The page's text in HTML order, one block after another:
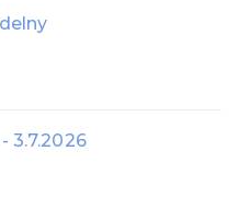
3.7.2026